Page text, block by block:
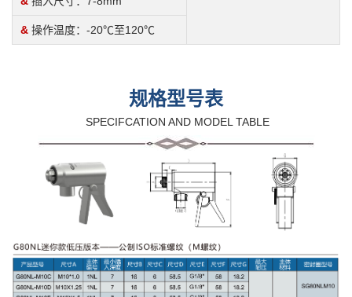
& 操作温度：-20℃至120℃
规格型号表
SPECIFCATION AND MODEL TABLE